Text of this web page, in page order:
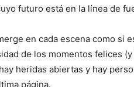
futuro está en la línea de
en cada escena como si
de los momentos felices
heridas abiertas y hay
página.